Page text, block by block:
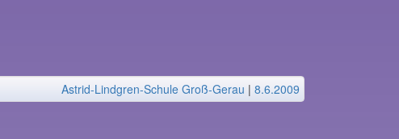
Astrid-Lindgren-Schule Groß-Gerau | 8.6.2009